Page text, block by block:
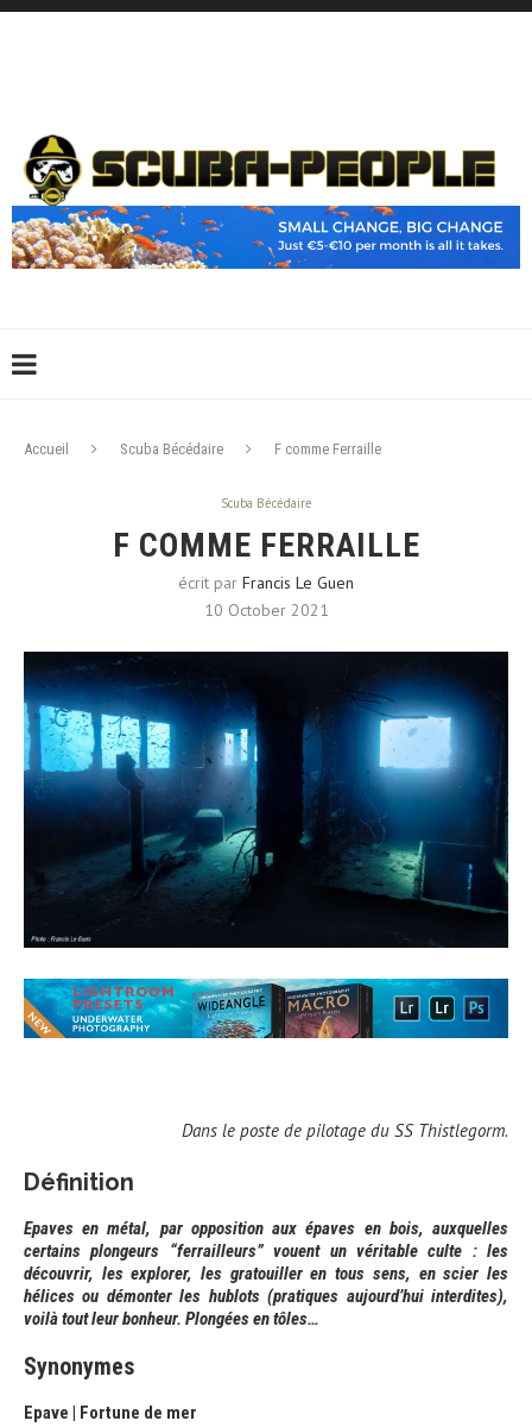
Accueil Scuba Bécédaire F comme Ferraille
Scuba Bécédaire
F COMME FERRAILLE
écrit par Francis Le Guen
10 October 2021
Dans le poste de pilotage du SS Thistlegorm.
Définition
Epaves en métal, par opposition aux épaves en bois, auxquelles
certains plongeurs “ferrailleurs” vouent un véritable culte : les
découvrir, les explorer, les gratouiller en tous sens, en scier les
hélices ou démonter les hublots (pratiques aujourd’hui interdites),
voilà tout leur bonheur. Plongées en tôles…
Synonymes
Epave | Fortune de mer